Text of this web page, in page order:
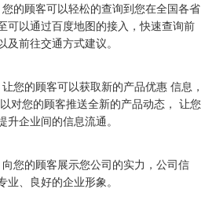
的顾客可以轻松的查询到您在全国各省
可以通过百度地图的接入，快速查询前
及前往交通方式建议。
您的顾客可以获取新的产品优惠 信息，
对您的顾客推送全新的产品动态， 让您
升企业间的信息流通。
您的顾客展示您公司的实力，公司信
业、良好的企业形象。